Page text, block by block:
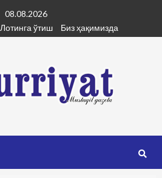
08.08.2026
Лотинга ўтиш Биз ҳақимизда